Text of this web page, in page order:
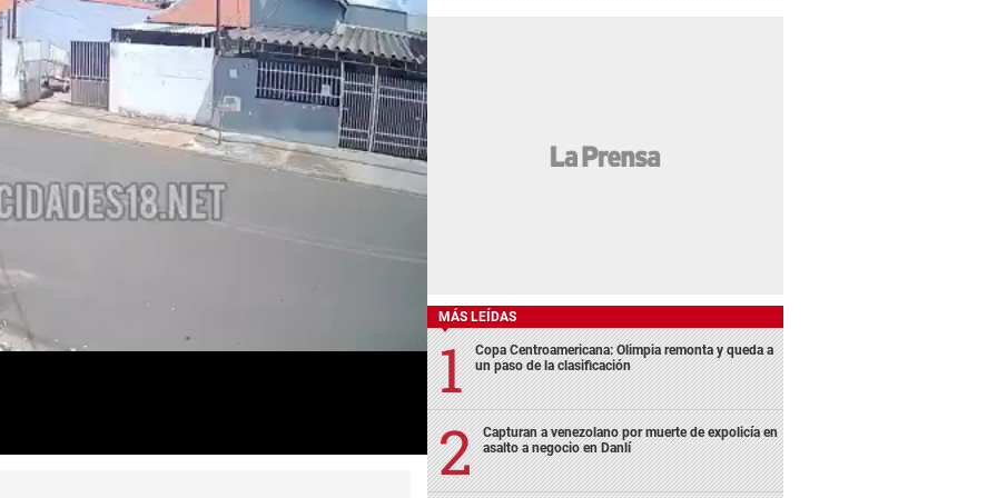
MÁS LEÍDAS
Copa Centroamericana: Olimpia remonta y queda a
un paso de la clasificación
Capturan a venezolano por muerte de expolicía en
asalto a negocio en Danlí